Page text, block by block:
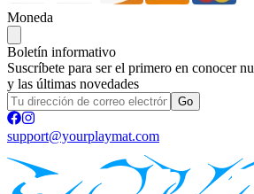
Moneda
Boletín informativo
Suscríbete para ser el primero en conocer
y las últimas novedades
Go
support@yourplaymat.com